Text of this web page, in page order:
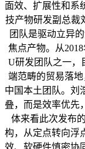
面效、扩展性和系
技产物研发副总裁
团队是驱动立异
焦点产物。从
U研发团队之一，
端范畴的贸易落地
中国本土团队。刘
叠，而是效率优先
体来看此次发布
构，从定点转向浮